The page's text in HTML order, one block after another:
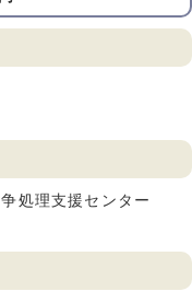
処理支援センター